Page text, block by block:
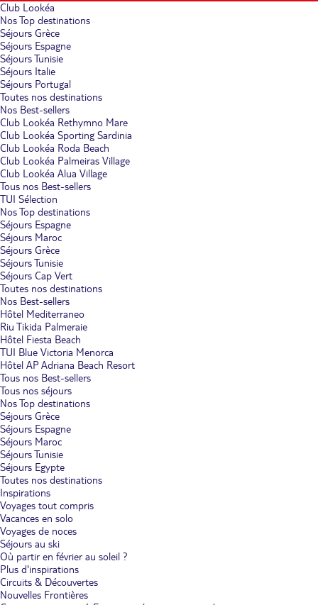
Club Lookéa
Nos Top destinations
Séjours Grèce
Séjours Espagne
Séjours Tunisie
Séjours Italie
Séjours Portugal
Toutes nos destinations
Nos Best-sellers
Club Lookéa Rethymno Mare
Club Lookéa Sporting Sardinia
Club Lookéa Roda Beach
Club Lookéa Palmeiras Village
Club Lookéa Alua Village
Tous nos Best-sellers
TUI Sélection
Nos Top destinations
Séjours Espagne
Séjours Maroc
Séjours Grèce
Séjours Tunisie
Séjours Cap Vert
Toutes nos destinations
Nos Best-sellers
Hôtel Mediterraneo
Riu Tikida Palmeraie
Hôtel Fiesta Beach
TUI Blue Victoria Menorca
Hôtel AP Adriana Beach Resort
Tous nos Best-sellers
Tous nos séjours
Nos Top destinations
Séjours Grèce
Séjours Espagne
Séjours Maroc
Séjours Tunisie
Séjours Egypte
Toutes nos destinations
Inspirations
Voyages tout compris
Vacances en solo
Voyages de noces
Séjours au ski
Où partir en février au soleil ?
Plus d'inspirations
Circuits & Découvertes
Nouvelles Frontières